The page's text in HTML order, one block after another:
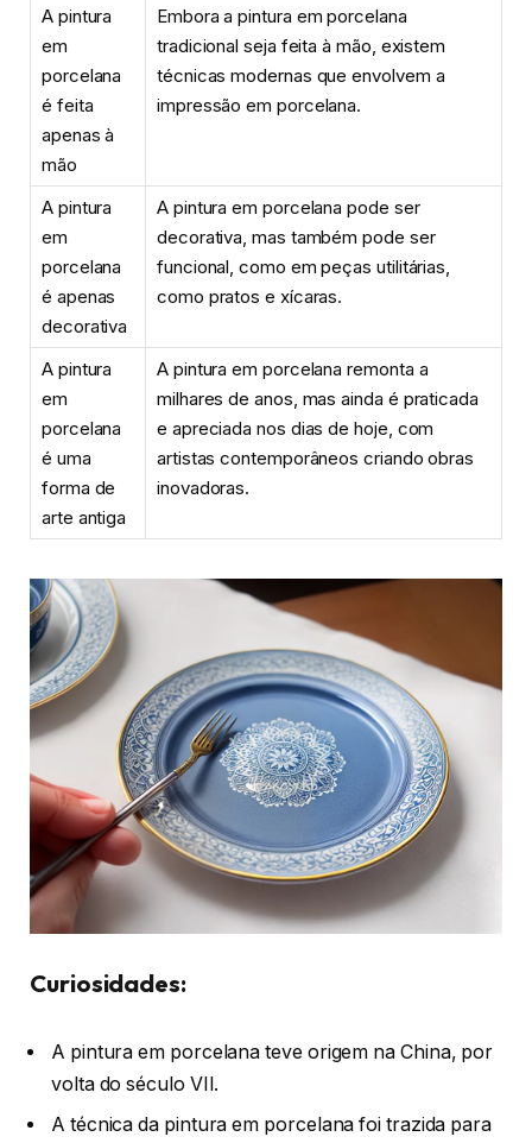
A pintura
em
porcelana
é feita
apenas à
mão
Embora a pintura em porcelana
tradicional seja feita à mão, existem
técnicas modernas que envolvem a
impressão em porcelana.
A pintura
em
porcelana
é apenas
decorativa
A pintura em porcelana pode ser
decorativa, mas também pode ser
funcional, como em peças utilitárias,
como pratos e xícaras.
A pintura
em
porcelana
é uma
forma de
arte antiga
A pintura em porcelana remonta a
milhares de anos, mas ainda é praticada
e apreciada nos dias de hoje, com
artistas contemporâneos criando obras
inovadoras.
Curiosidades:
A pintura em porcelana teve origem na China, por
volta do século VII.
A técnica da pintura em porcelana foi trazida para